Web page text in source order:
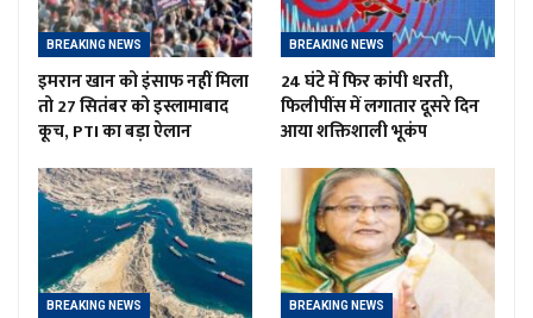
BREAKING NEWS
इमरान खान को इंसाफ नहीं मिला
तो 27 सितंबर को इस्लामाबाद
कूच, PTI का बड़ा ऐलान
BREAKING NEWS
24 घंटे में फिर कांपी धरती,
फिलीपींस में लगातार दूसरे दिन
आया शक्तिशाली भूकंप
BREAKING NEWS BREAKING NEWS